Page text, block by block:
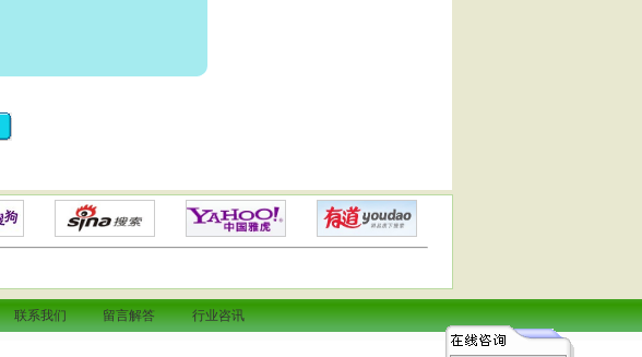
联系我们 留言解答 行业咨讯